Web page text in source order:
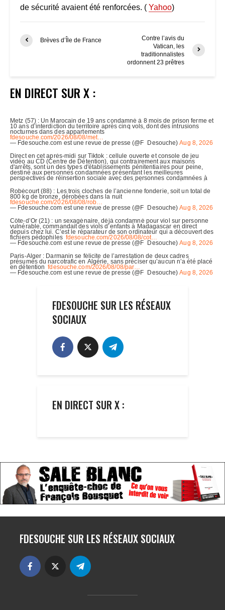
de sécurité avaient été renforcées. ( Yahoo)
Brèves d’Île de France
Contre l’avis du
Vatican, les
traditionnalistes
ordonnent 23 prêtres
EN DIRECT SUR X :
FDESOUCHE SUR LES RÉSEAUX
SOCIAUX
EN DIRECT SUR X :
FDESOUCHE SUR LES RÉSEAUX SOCIAUX